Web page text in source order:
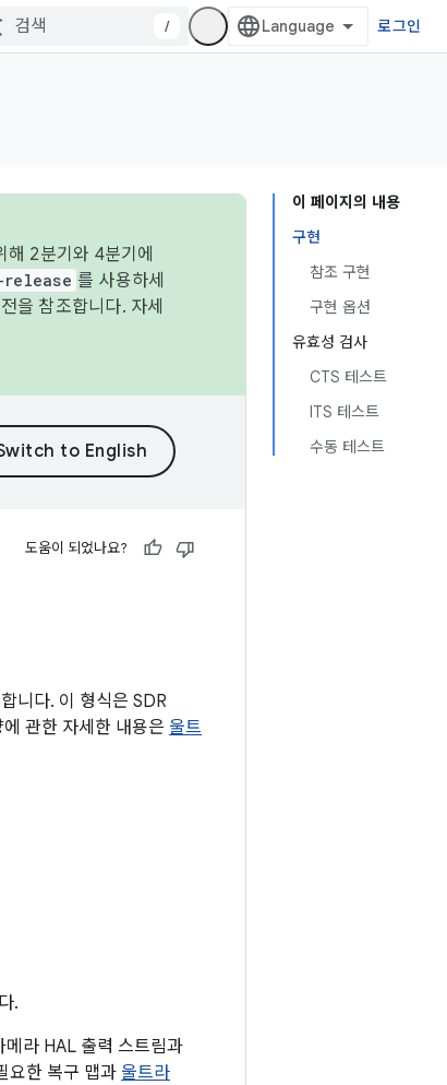
/ 로그인
이 페이지의 내용
구현
참조 구현
구현 옵션
유효성 검사
CTS 테스트
ITS 테스트
수동 테스트
2분기와 4분기에
를 사용하세
을 참조합니다. 자세
도움이 되었나요?
니다. 이 형식은 SDR
관한 자세한 내용은 울트
.
라 HAL 출력 스트림과
요한 복구 맵과 울트라